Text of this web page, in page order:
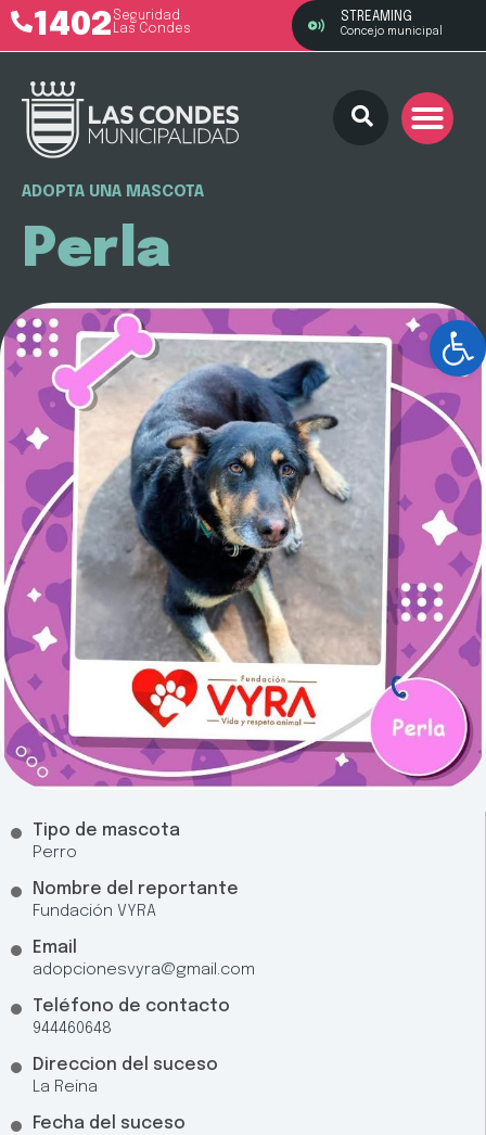
1402 Seguridad
Las Condes
STREAMING
Concejo municipal
ADOPTA UNA MASCOTA
Perla
Tipo de mascota
Perro
Nombre del reportante
Fundación VYRA
Email
adopcionesvyra@gmail.com
Teléfono de contacto
944460648
Direccion del suceso
La Reina
Fecha del suceso